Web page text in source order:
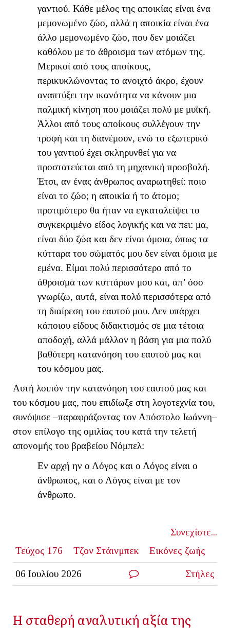
γαντιού. Κάθε μέλος της αποικίας είναι ένα
μεμονωμένο ζώο, αλλά η αποικία είναι ένα
άλλο μεμονωμένο ζώο, που δεν μοιάζει
καθόλου με το άθροισμα των ατόμων της.
Μερικοί από τους αποίκους,
περικυκλώνοντας το ανοιχτό άκρο, έχουν
αναπτύξει την ικανότητα να κάνουν μια
παλμική κίνηση που μοιάζει πολύ με μυϊκή.
Άλλοι από τους αποίκους συλλέγουν την
τροφή και τη διανέμουν, ενώ το εξωτερικό
του γαντιού έχει σκληρυνθεί για να
προστατεύεται από τη μηχανική προσβολή.
Έτσι, αν ένας άνθρωπος αναρωτηθεί: ποιο
είναι το ζώο; η αποικία ή το άτομο;
προτιμότερο θα ήταν να εγκαταλείψει το
συγκεκριμένο είδος λογικής και να πει: μα,
είναι δύο ζώα και δεν είναι όμοια, όπως τα
κύτταρα του σώματός μου δεν είναι όμοια με
εμένα. Είμαι πολύ περισσότερο από το
άθροισμα των κυττάρων μου και, απ’ όσο
γνωρίζω, αυτά, είναι πολύ περισσότερα από
τη διαίρεση του εαυτού μου. Δεν υπάρχει
κάποιου είδους διδακτισμός σε μια τέτοια
αποδοχή, αλλά μάλλον η βάση για μια πολύ
βαθύτερη κατανόηση του εαυτού μας και
του κόσμου μας.
Αυτή λοιπόν την κατανόηση του εαυτού μας και
του κόσμου μας, που επιδίωξε στη λογοτεχνία του,
συνόψισε –παραφράζοντας τον Απόστολο Ιωάννη–
στον επίλογο της ομιλίας του κατά την τελετή
απονομής του βραβείου Νόμπελ:
Εν αρχή ην ο Λόγος και ο Λόγος είναι ο
άνθρωπος, και ο Λόγος είναι με τον
άνθρωπο.
Συνεχίστε...
Τεύχος 176
Τζον Στάινμπεκ Εικόνες ζωής
06 Ιουλίου 2026 Στήλες
Η σταθερή αναλυτική αξία της